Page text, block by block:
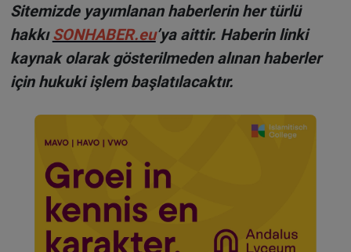
Sitemizde yayımlanan haberlerin her türlü
hakkıSONHABER.eu’ya aittir. Haberin linki
kaynak olarak gösterilmeden alınan haberler
için hukuki işlem başlatılacaktır.